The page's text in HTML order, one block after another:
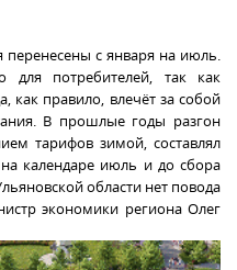
с января на июль.
для потребителей, так как
как правило, влечёт за собой
В прошлые годы разгон
тарифов зимой, составлял
календаре июль и до сбора
области нет повода
экономики региона Олег